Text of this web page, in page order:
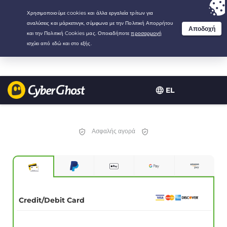
EL
Your choice:The Best Dealfor 3.3333333333333-years at $
/month
Ασφαλής αγορά
Credit/Debit Card